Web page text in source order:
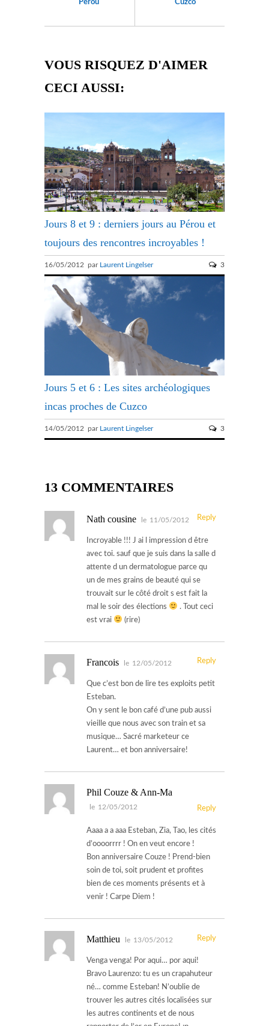
Pérou Cuzco
VOUS RISQUEZ D'AIMER
CECI AUSSI:
Jours 8 et 9 : derniers jours au Pérou et
toujours des rencontres incroyables !
16/05/2012 par Laurent Lingelser 3
Jours 5 et 6 : Les sites archéologiques
incas proches de Cuzco
14/05/2012 par Laurent Lingelser 3
13 COMMENTAIRES
Nath cousine le 11/05/2012 Reply
Incroyable !!! J ai l impression d être
avec toi. sauf que je suis dans la salle d
attente d un dermatologue parce qu
un de mes grains de beauté qui se
trouvait sur le côté droit s est fait la
mal le soir des élections
. Tout ceci
est vrai
(rire)
Francois le 12/05/2012 Reply
Que c’est bon de lire tes exploits petit
Esteban.
On y sent le bon café d’une pub aussi
vieille que nous avec son train et sa
musique… Sacré marketeur ce
Laurent… et bon anniversaire!
Phil Couze & Ann-Ma
le 12/05/2012 Reply
Aaaa a a aaa Esteban, Zia, Tao, les cités
d’oooorrrr ! On en veut encore !
Bon anniversaire Couze ! Prend-bien
soin de toi, soit prudent et profites
bien de ces moments présents et à
venir ! Carpe Diem !
Matthieu le 13/05/2012 Reply
Venga venga! Por aqui… por aqui!
Bravo Laurenzo: tu es un crapahuteur
né… comme Esteban! N’oublie de
trouver les autres cités localisées sur
les autres continents et de nous